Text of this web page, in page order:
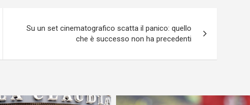
Su un set cinematografico scatta il panico: quello
che è successo non ha precedenti